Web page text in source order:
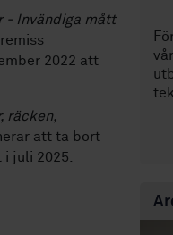
- Invändiga mått
2022 att
räcken,
att ta bort
juli 2025.